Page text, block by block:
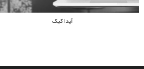
آیدا کیک